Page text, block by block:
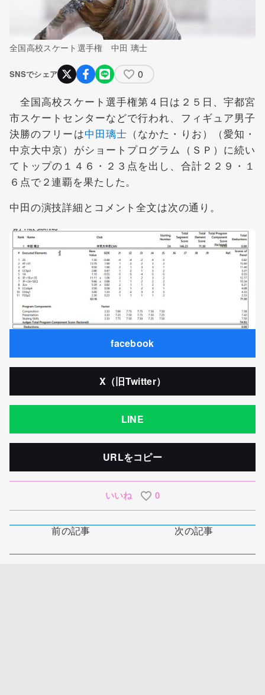
全国高校スケート選手権 中田 璃士
SNSでシェア 0
全国高校スケート選手権第４日は２５日、宇都宮
市スケートセンターなどで行われ、フィギュア男子
決勝のフリーは中田璃士 （なかた・りお）（愛知・
中京大中京）がショートプログラム（ＳＰ）に続い
てトップの１４６・２３点を出し、合計２２９・１
６点で２連覇を果たした。
中田の演技詳細とコメント全文は次の通り。
facebook
X（旧Twitter）
LINE
URLをコピー
いいね 0
前の記事 次の記事